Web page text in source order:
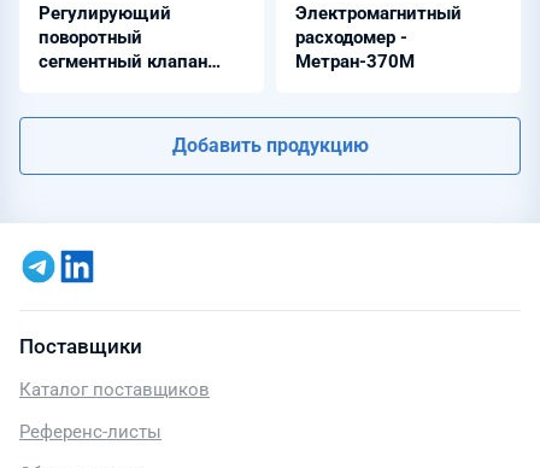
Регулирующий
поворотный
сегментный клапан
Электромагнитный
расходомер -
Метран-370М
Добавить продукцию
Поставщики
Каталог поставщиков
Референс-листы